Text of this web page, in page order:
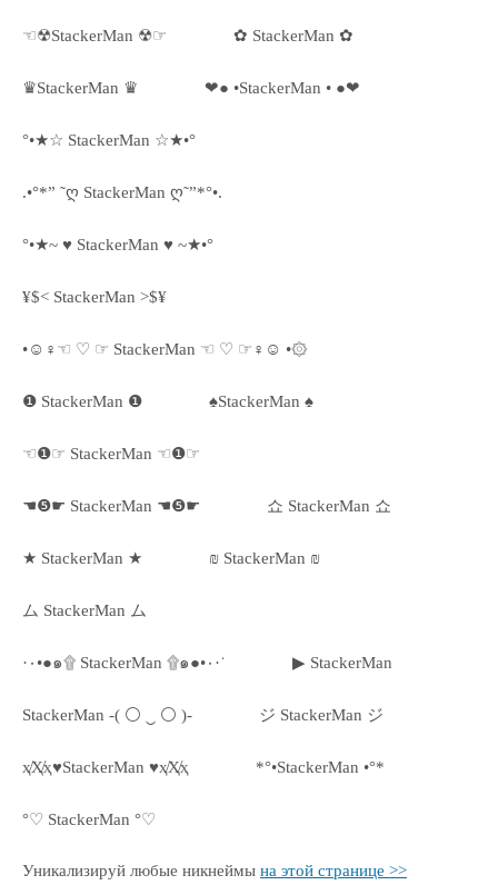
☜☢StackerMan ☢☞ ✿ StackerMan ✿
♛StackerMan ♛ ❤● •StackerMan • ●❤
°•★☆ StackerMan ☆★•°
.•°*” ˜ღ StackerMan ღ˜”*°•.
°•★~ ♥ StackerMan ♥ ~★•°
¥$< StackerMan >$¥
•☺♀☜ ♡ ☞ StackerMan ☜ ♡ ☞♀☺ •۞
❶ StackerMan ❶ ♠StackerMan ♠
☜❶☞ StackerMan ☜❶☞
☚❺☛ StackerMan ☚❺☛ 쇼 StackerMan 쇼
★ StackerMan ★ ₪ StackerMan ₪
ム StackerMan ム
·٠•●๑۩ StackerMan ۩๑●•٠·˙ ▶ StackerMan
StackerMan -( ⚪ ‿ ⚪ )- ジ StackerMan ジ
ҳ̸Ҳ̸ҳ♥StackerMan ♥ҳ̸Ҳ̸ҳ *°•StackerMan •°*
°♡ StackerMan °♡
Уникализируй любые никнеймы на этой странице >>